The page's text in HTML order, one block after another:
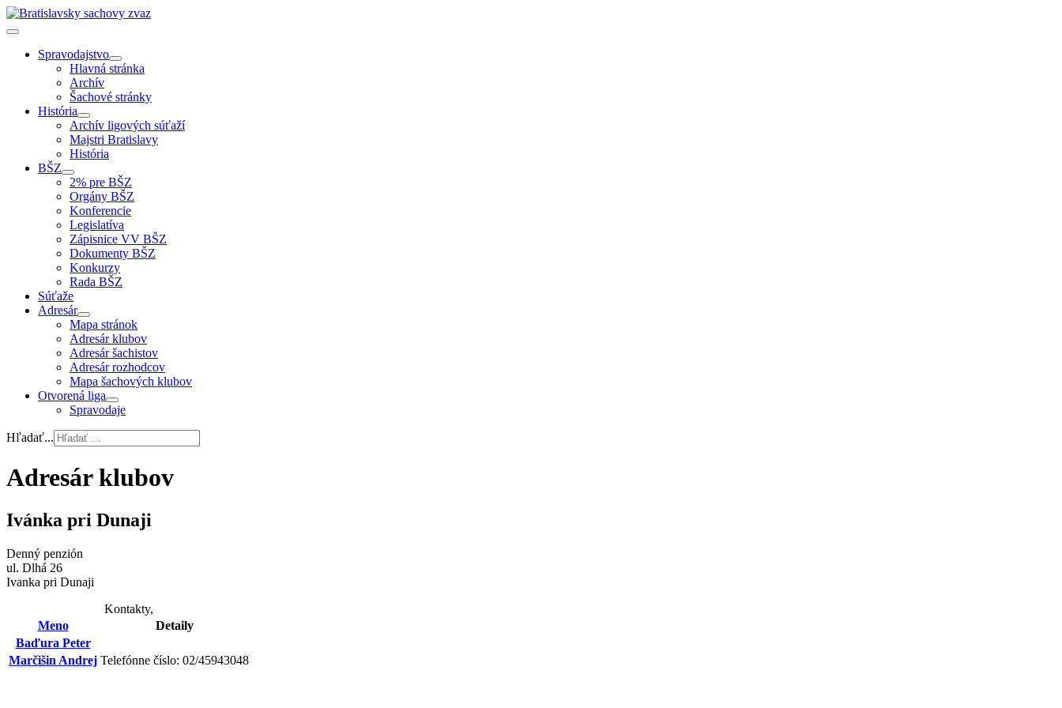
Spravodajstvo
Hlavná stránka
Archív
Šachové stránky
História
Archív ligových súťaží
Majstri Bratislavy
História
BŠZ
2% pre BŠZ
Orgány BŠZ
Konferencie
Legislatíva
Zápisnice VV BŠZ
Dokumenty BŠZ
Konkurzy
Rada BŠZ
Súťaže
Adresár
Mapa stránok
Adresár klubov
Adresár šachistov
Adresár rozhodcov
Mapa šachových klubov
Otvorená liga
Spravodaje
Hľadať...
Adresár klubov
Ivánka pri Dunaji
Denný penzión
ul. Dlhá 26
Ivanka pri Dunaji
Kontakty,
Meno
Detaily
Baďura Peter
Marčišin Andrej Telefónne číslo: 02/45943048